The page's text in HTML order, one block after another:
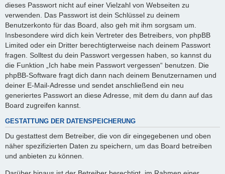
dieses Passwort nicht auf einer Vielzahl von Webseiten zu
verwenden. Das Passwort ist dein Schlüssel zu deinem
Benutzerkonto für das Board, also geh mit ihm sorgsam um.
Insbesondere wird dich kein Vertreter des Betreibers, von phpBB
Limited oder ein Dritter berechtigterweise nach deinem Passwort
fragen. Solltest du dein Passwort vergessen haben, so kannst du
die Funktion „Ich habe mein Passwort vergessen“ benutzen. Die
phpBB-Software fragt dich dann nach deinem Benutzernamen und
deiner E-Mail-Adresse und sendet anschließend ein neu
generiertes Passwort an diese Adresse, mit dem du dann auf das
Board zugreifen kannst.
GESTATTUNG DER DATENSPEICHERUNG
Du gestattest dem Betreiber, die von dir eingegebenen und oben
näher spezifizierten Daten zu speichern, um das Board betreiben
und anbieten zu können.